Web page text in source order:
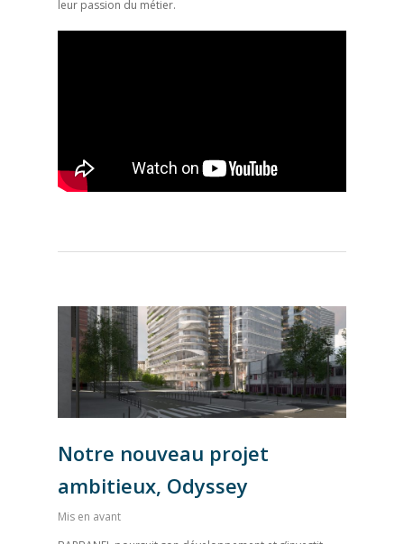
leur passion du métier.
Notre nouveau projet
ambitieux, Odyssey
Mis en avant